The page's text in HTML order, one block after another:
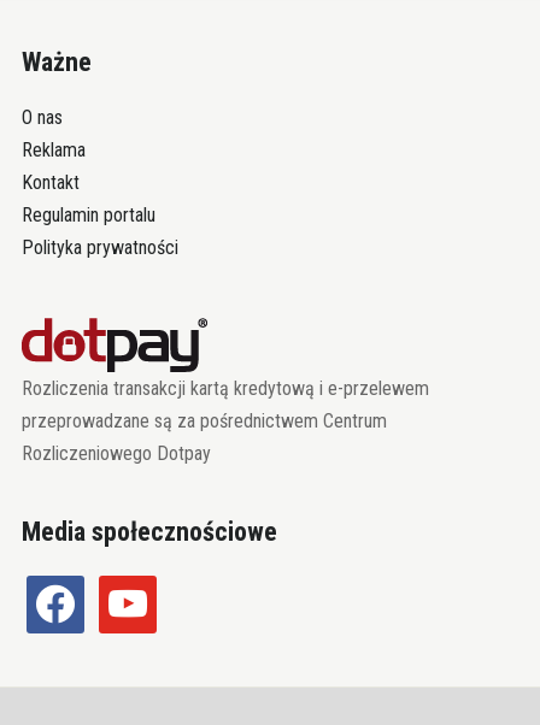
Ważne
O nas
Reklama
Kontakt
Regulamin portalu
Polityka prywatności
Rozliczenia transakcji kartą kredytową i e-przelewem
przeprowadzane są za pośrednictwem Centrum
Rozliczeniowego Dotpay
Media społecznościowe
facebook youtube